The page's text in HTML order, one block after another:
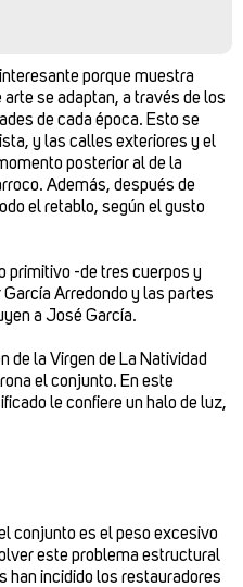
porque muestra
se adaptan, a través de los
de cada época. Esto se
y las calles exteriores y el
posterior al de la
Además, después de
el retablo, según el gusto
primitivo -de tres cuerpos y
Arredondo y las partes
a José García.
de la Virgen de La Natividad
el conjunto. En este
le confiere un halo de luz,
conjunto es el peso excesivo
este problema estructural
han incidido los restauradores